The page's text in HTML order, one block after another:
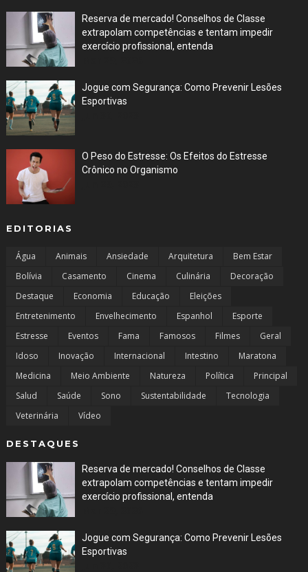
Reserva de mercado! Conselhos de Classe
extrapolam competências e tentam impedir
exercício profissional, entenda
Jogue com Segurança: Como Prevenir Lesões
Esportivas
O Peso do Estresse: Os Efeitos do Estresse
Crônico no Organismo
EDITORIAS
Água Animais Ansiedade Arquitetura
Bem Estar
Bolívia
Casamento Cinema Culinária
Decoração
Destaque
Economia Educação
Eleições
Entretenimento
Envelhecimento Espanhol
Esporte
Estresse
Eventos Fama Famosos Filmes
Geral
Idoso
Inovação Internacional Intestino
Maratona
Medicina
Meio Ambiente Natureza Política
Principal
Salud
Saúde Sono Sustentabilidade
Tecnologia
Veterinária
Vídeo
DESTAQUES
Reserva de mercado! Conselhos de Classe
extrapolam competências e tentam impedir
exercício profissional, entenda
Jogue com Segurança: Como Prevenir Lesões
Esportivas